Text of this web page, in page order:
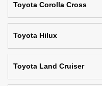
Toyota Corolla Cross
Toyota Hilux
Toyota Land Cruiser